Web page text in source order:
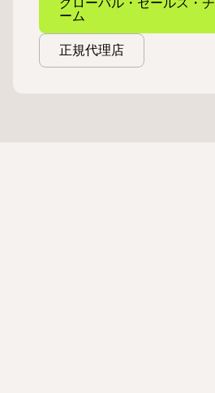
ーム
正規代理店